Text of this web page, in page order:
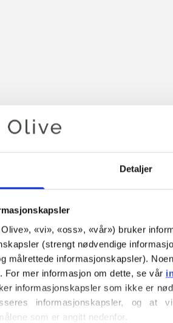
Detaljer
«vi», «oss», «vår») bruker
(strengt nødvendige
målrettede informasjonskapsler).
For mer informasjon om dette, se vår
informasjonskapsler som ikke er
informasjonskapsler, og at
som er angitt nedenfor.
Handlekurven din er